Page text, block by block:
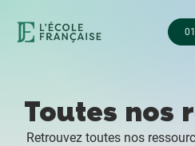
Toutes nos
Retrouvez toutes nos